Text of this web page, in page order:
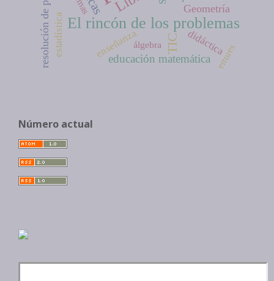
El rincón de los problemas
TIC
educación matemática
Geometría
estadística didáctica
enseñanzaálgebra errores
Número actual